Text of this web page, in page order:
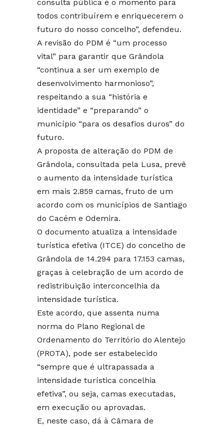
consulta pública é o momento para
todos contribuírem e enriquecerem o
futuro do nosso concelho”, defendeu.
A revisão do PDM é “um processo
vital” para garantir que Grândola
“continua a ser um exemplo de
desenvolvimento harmonioso”,
respeitando a sua “história e
identidade” e “preparando” o
município “para os desafios duros” do
futuro.
A proposta de alteração do PDM de
Grândola, consultada pela Lusa, prevê
o aumento da intensidade turística
em mais 2.859 camas, fruto de um
acordo com os municípios de Santiago
do Cacém e Odemira.
O documento atualiza a intensidade
turística efetiva (ITCE) do concelho de
Grândola de 14.294 para 17.153 camas,
graças à celebração de um acordo de
redistribuição interconcelhia da
intensidade turística.
Este acordo, que assenta numa
norma do Plano Regional de
Ordenamento do Território do Alentejo
(PROTA), pode ser estabelecido
“sempre que é ultrapassada a
intensidade turística concelhia
efetiva”, ou seja, camas executadas,
em execução ou aprovadas.
E, neste caso, dá à Câmara de